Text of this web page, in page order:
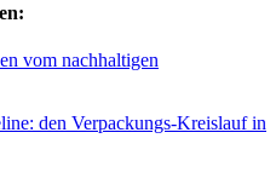
vom nachhaltigen
den Verpackungs-Kreislauf in